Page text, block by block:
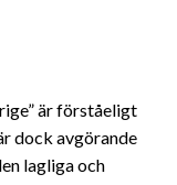
är förståeligt
dock avgörande
lagliga och